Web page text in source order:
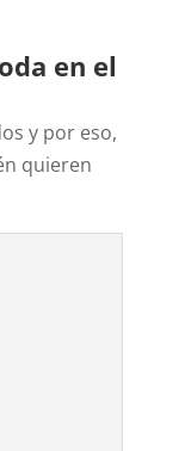
en el
y por eso,
quieren